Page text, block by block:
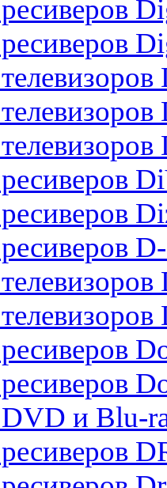
и Blu-